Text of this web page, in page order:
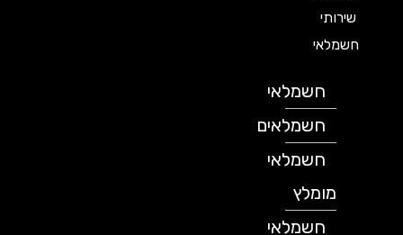
שירותי
חשמלאי
חשמלאי
חשמלאים
חשמלאי
מומלץ
חשמלאי